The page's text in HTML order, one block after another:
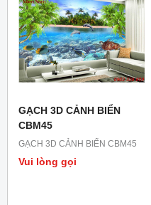
GẠCH 3D CẢNH BIỂN
CBM45
GẠCH 3D CẢNH BIỂN CBM45
Vui lòng gọi